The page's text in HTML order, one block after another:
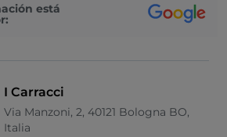
está
I Carracci
Via Manzoni, 2, 40121 Bologna BO,
Italia